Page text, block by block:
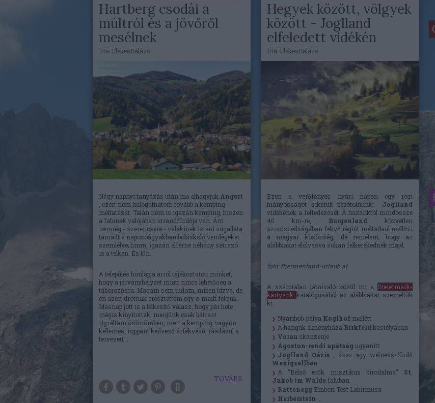
Hartberg csodái a
múltról és a jövőről
mesélnek
írta: ElekesBalázs
Négy napnyi tanyázás után ma elhagyjuk Angert
, ezért nem halogathatom tovább a kemping
méltatását. Talán nem is igazán kemping, hiszen
a falunak valójában strandfürdője van. Ám
nemrég - szerencsére - valakinek isteni sugallata
támadt a napozóágyakban bóbiskoló vendégeket
szemlélve; hmm, igazán elférne néhány sátrazó
is a telken. És lőn.
A település honlapja arról tájékoztatott minket,
hogy a járványhelyzet miatt nincs lehetőség a
táborozásra. Magam sem tudom, miben bízva, de
én azért drótnak eresztettem egy e-mailt feléjük.
Másnap jött is a lelkesítő válasz, hogy pár hete
mégis kinyitottak, menjünk csak bátran!
Ugráltam örömömben, mert a kemping nagyon
kellemes, roppant kedvező árfekvésű, ráadásul a
tervezett ...
TOVÁBB
Hegyek között, völgyek
között - Joglland
elfeledett vidékén
írta: ElekesBalázs
Ezen a verőfényes nyári napon egy régi
hiányosságot sikerült bepótolnunk; Joglland
vidékének a felfedezését. A hazánktól mindössze
40 km-re, Burgenland közvetlen
szomszédságában fekvő régiót méltatlaul mellőzi
a magyar közönség, de remélem, hogy az
alábbiakat elolvasva sokan felkerekednek majd.
fotó: thermenland-urlaub.at
A számtalan látnivaló közül mi a Steiermark-
kártyánk katalógusából az alábbiakat szemeltük
ki:
Nyáribob-pálya Koglhof mellett
A hangok élményháza Birkfeld kastélyában
Vorau skanzenje
Ágoston-rendi apátságugyanitt
Joglland Oázis
, azaz egy welness-fürdő
Wenigzellben
A "Belső erők misztikus birodalma" St.
Jakob im Walde faluban
Rattenegg Emberi Test Labirinusa
Herberstein